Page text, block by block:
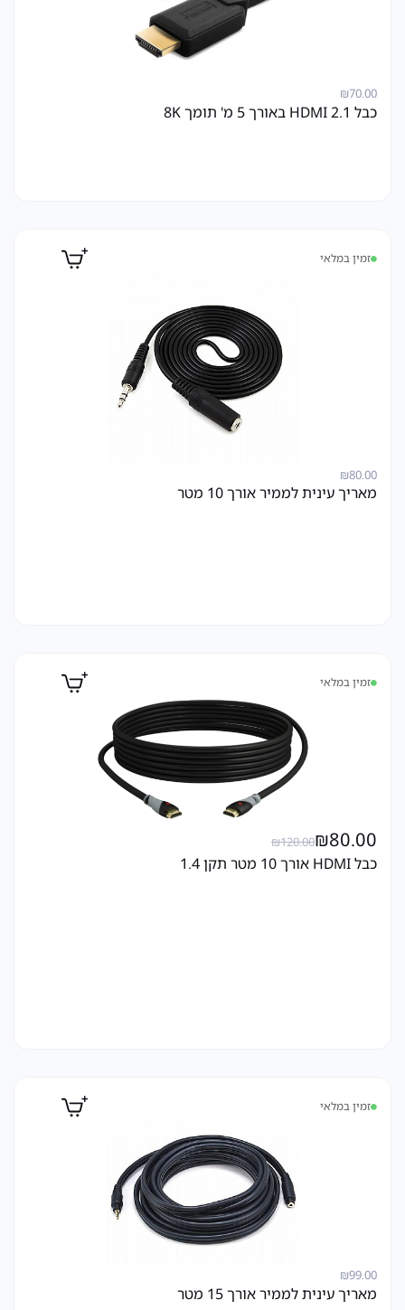
₪70.00
כבל HDMI 2.1 באורך 5 מ' תומך 8K
זמין במלאי
₪80.00
מאריך עינית לממיר אורך 10 מטר
זמין במלאי
₪120.00₪80.00
כבל HDMI אורך 10 מטר תקן 1.4
זמין במלאי
₪99.00
מאריך עינית לממיר אורך 15 מטר